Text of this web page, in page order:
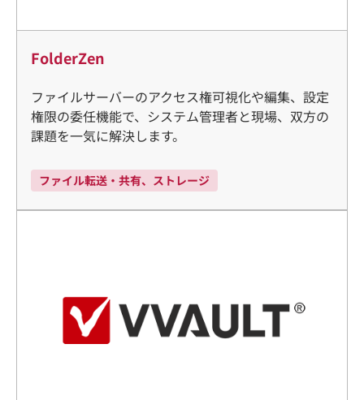
FolderZen
ファイルサーバーのアクセス権可視化や編集、設定
権限の委任機能で、システム管理者と現場、双方の
課題を一気に解決します。
ファイル転送・共有、ストレージ